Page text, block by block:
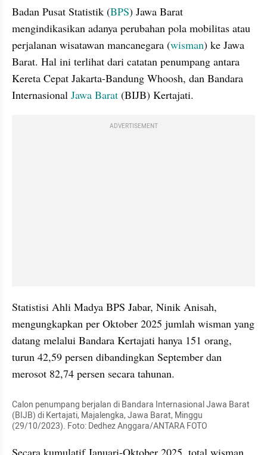
Badan Pusat Statistik (BPS) Jawa Barat
mengindikasikan adanya perubahan pola mobilitas atau
perjalanan wisatawan mancanegara (wisman) ke Jawa
Barat. Hal ini terlihat dari catatan penumpang antara
Kereta Cepat Jakarta-Bandung Whoosh, dan Bandara
Internasional Jawa Barat (BIJB) Kertajati.
ADVERTISEMENT
Statistisi Ahli Madya BPS Jabar, Ninik Anisah,
mengungkapkan per Oktober 2025 jumlah wisman yang
datang melalui Bandara Kertajati hanya 151 orang,
turun 42,59 persen dibandingkan September dan
merosot 82,74 persen secara tahunan.
Calon penumpang berjalan di Bandara Internasional Jawa Barat
(BIJB) di Kertajati, Majalengka, Jawa Barat, Minggu
(29/10/2023). Foto: Dedhez Anggara/ANTARA FOTO
Secara kumulatif Januari-Oktober 2025, total wisman